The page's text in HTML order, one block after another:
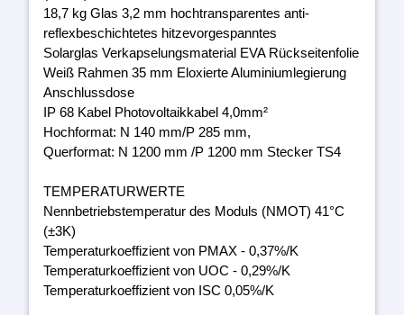
18,7 kg Glas 3,2 mm hochtransparentes anti-
reflexbeschichtetes hitzevorgespanntes
Solarglas Verkapselungsmaterial EVA Rückseitenfolie
Weiß Rahmen 35 mm Eloxierte Aluminiumlegierung
Anschlussdose
IP 68 Kabel Photovoltaikkabel 4,0mm²
Hochformat: N 140 mm/P 285 mm,
Querformat: N 1200 mm /P 1200 mm Stecker TS4
TEMPERATURWERTE
Nennbetriebstemperatur des Moduls (NMOT) 41°C
(±3K)
Temperaturkoeffizient von PMAX - 0,37%/K
Temperaturkoeffizient von UOC - 0,29%/K
Temperaturkoeffizient von ISC 0,05%/K